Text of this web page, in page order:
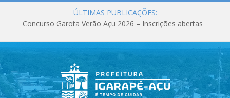
ÚLTIMAS PUBLICAÇÕES:
Concurso Garota Verão Açu 2026 – Inscrições abertas